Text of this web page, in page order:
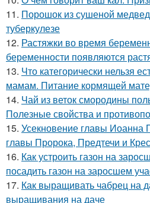
11. Порошок из сушеной
туберкулезе
12. Растяжки во время
беременности появляются
13. Что категорически нельзя
мамам. Питание кормящей
14. Чай из веток смородины
Полезные свойства и
15. Усекновение главы Иоанна
главы Пророка, Предтечи и
16. Как устроить газон на
посадить газон на заросшем
17. Как выращивать чабрец на
выращивания на даче